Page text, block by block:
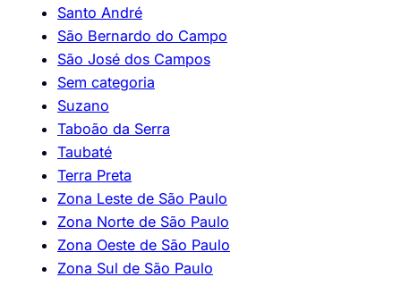
Santo André
São Bernardo do Campo
São José dos Campos
Sem categoria
Suzano
Taboão da Serra
Taubaté
Terra Preta
Zona Leste de São Paulo
Zona Norte de São Paulo
Zona Oeste de São Paulo
Zona Sul de São Paulo